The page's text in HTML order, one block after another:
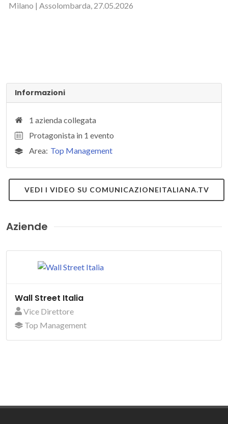
Milano | Assolombarda, 27.05.2026
Informazioni
1 azienda collegata
Protagonista in 1 evento
Area: Top Management
VEDI I VIDEO SU COMUNICAZIONEITALIANA.TV
Aziende
Wall Street Italia
Vice Direttore
Top Management